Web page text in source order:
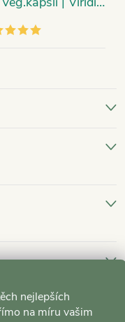
nejlepších
na míru vašim